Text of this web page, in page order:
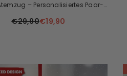
– Personalisiertes Paar-
€29,90€19,90